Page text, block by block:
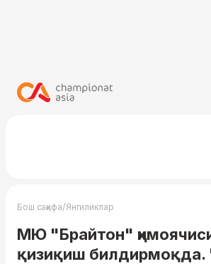
Бош саҳифа/Янгиликлар
МЮ "Брайтон"
қизиқиш